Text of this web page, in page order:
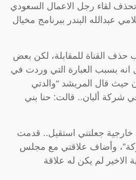
لقاء رجل الاعمال السعودي
عبدالله البندر ببرنامج مخيال
القناة للمقابلة، لكن بعض
انه بسبب العبارة التي وردت في
حيث قال المريشد “والدتي
ألبان.. قالت: حنا بني
جعلتني استقيل.. قدمت
وأضاف علاقتي مع مجلس
الاخير لم يكن له علاقة